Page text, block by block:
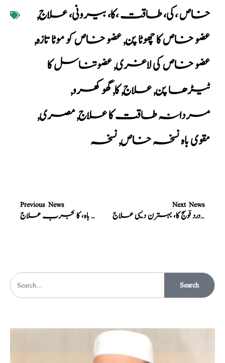
خاص ،کی، طاقت ،کا، بیرونی، علاج,
عضو خاص کا چھوٹا پن,عضو خاص کو موٹا تازہ,
عضو خاص کی لاغری,عضوتناسل کا
ٹیڑھا پن,علاج,کا,گھوکھرو,
مردانہ طاقت کا علاج,مصری,
مقوی باہ نسخہ خاص,نسخہ
Previous News
نسخہ الشفاء : انتہائی زبردست ضعف باہ، کا مجرب علاج
Next News
نسخہ الشفاء : معجون درد کمر، درد گردہ، اور درد قولنج کا، بہترن دیسی علاج
Search